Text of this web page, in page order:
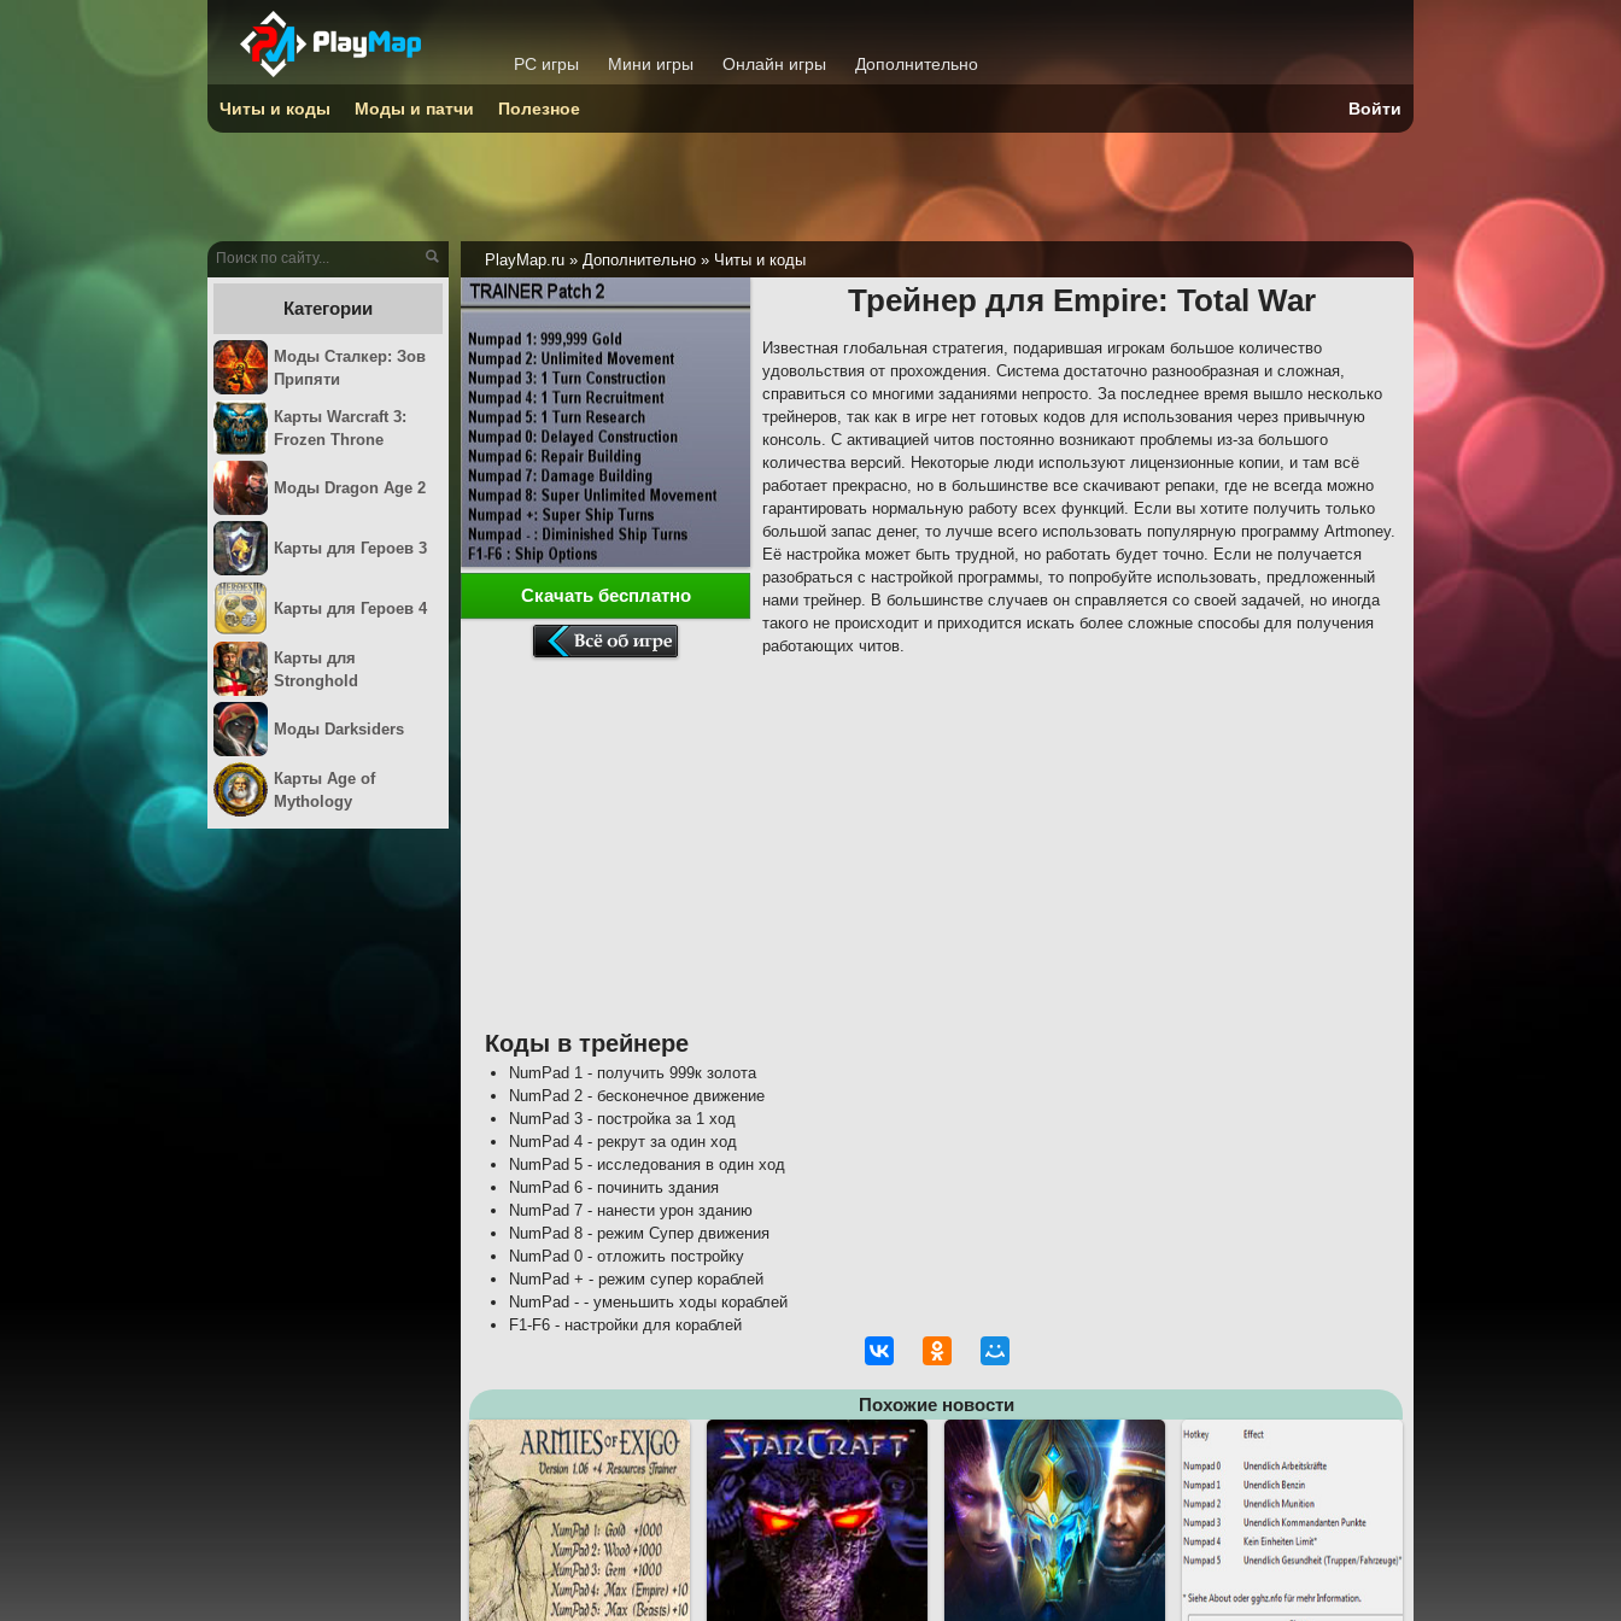
PlayMap.ru » Дополнительно » Читы и коды
Трейнер для Empire: Total War
Известная глобальная стратегия, подарившая игрокам большое количество
удовольствия от прохождения. Система достаточно разнообразная и сложная,
справиться со многими заданиями непросто. За последнее время вышло несколько
трейнеров, так как в игре нет готовых кодов для использования через привычную
консоль. С активацией читов постоянно возникают проблемы из-за большого
количества версий. Некоторые люди используют лицензионные копии, и там всё
работает прекрасно, но в большинстве все скачивают репаки, где не всегда можно
гарантировать нормальную работу всех функций. Если вы хотите получить только
большой запас денег, то лучше всего использовать популярную программу Artmoney.
Её настройка может быть трудной, но работать будет точно. Если не получается
разобраться с настройкой программы, то попробуйте использовать, предложенный
нами трейнер. В большинстве случаев он справляется со своей задачей, но иногда
такого не происходит и приходится искать более сложные способы для получения
работающих читов.
Скачать бесплатно
Коды в трейнере
NumPad 1 - получить 999к золота
NumPad 2 - бесконечное движение
NumPad 3 - постройка за 1 ход
NumPad 4 - рекрут за один ход
NumPad 5 - исследования в один ход
NumPad 6 - починить здания
NumPad 7 - нанести урон зданию
NumPad 8 - режим Супер движения
NumPad 0 - отложить постройку
NumPad + - режим супер кораблей
NumPad - - уменьшить ходы кораблей
F1-F6 - настройки для кораблей
Похожие новости
Категории
Моды Сталкер: Зов
Припяти
Карты Warcraft 3:
Frozen Throne
Моды Dragon Age 2
Карты для Героев 3
Карты для Героев 4
Карты для
Stronghold
Моды Darksiders
Карты Age of
Mythology
PC игры Мини игры Онлайн игры Дополнительно
Читы и коды Моды и патчи Полезное Войти